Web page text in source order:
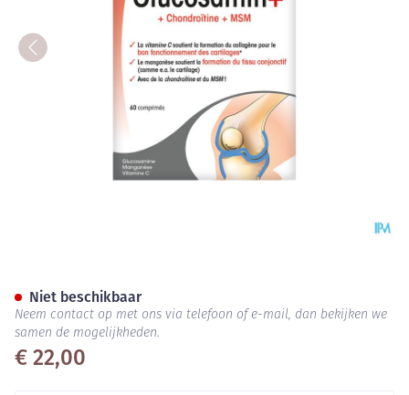
€ 22,00
Niet beschikbaar
Neem contact op met ons via telefoon of e-mail, dan bekijken we
samen de mogelijkheden.